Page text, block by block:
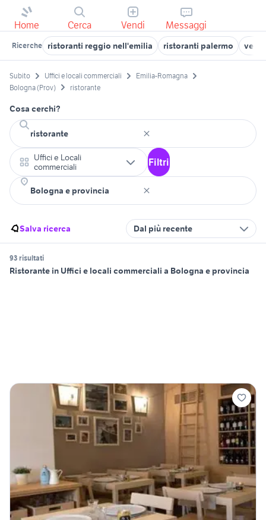
Home Cerca Vendi Messaggi
Ricerche ristoranti reggio nell'emilia ristoranti palermo
Subito Uffici e locali commerciali
Emilia-Romagna
Bologna (Prov)
ristorante
Cosa cerchi?
Uffici e Locali
commerciali
Filtri
Salva ricerca Dal più recente
93 risultati
Ristorante in Uffici e locali commerciali a Bologna e provincia